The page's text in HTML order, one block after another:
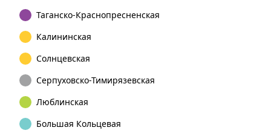
Таганско-Краснопресненская
Калининская
Солнцевская
Серпуховско-Тимирязевская
Люблинская
Большая Кольцевая